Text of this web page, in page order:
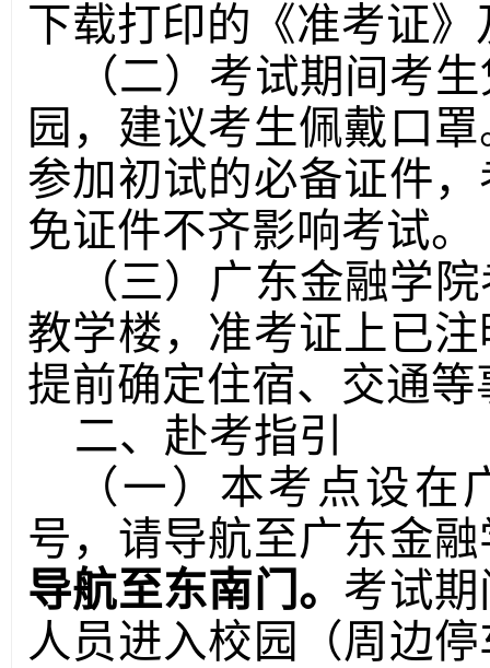
下载打印的《准考证
（二）考试期间考
园，建议考生佩戴口
参加初试的必备证件
免证件不齐影响考试。
（三）广东金融学
教学楼，准考证上已
提前确定住宿、交通等
二、赴考指引
（一）本考点设
号，请导航至广东金
导航至东南门。 考试
人员进入校园（周边